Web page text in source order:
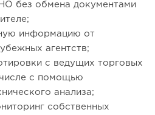
без обмена документами
информацию от
агентств;
с ведущих торговых
с помощью
анализа;
собственных